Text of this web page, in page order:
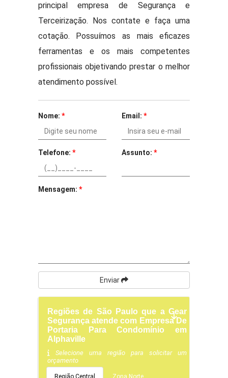
principal empresa de Segurança e
Terceirização. Nos contate e faça uma
cotação. Possuímos as mais eficazes
ferramentas e os mais competentes
profissionais objetivando prestar o melhor
atendimento possível.
Nome: * Email: *
Telefone: * Assunto: *
Mensagem: *
Enviar
Regiões de São Paulo que a Gear
Segurança atende com Empresa De
Portaria Para Condomínio em
Alphaville
Selecione uma região para solicitar um
orçamento
Região Central Zona Norte